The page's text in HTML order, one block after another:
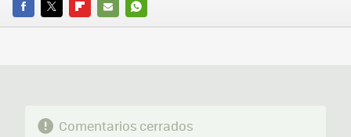
FACEBOOK
TWITTERFLIPBOARD
E-
WHATSAPP
Comentarios cerrados